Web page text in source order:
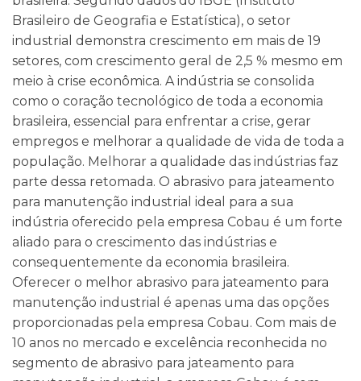
Brasileiro de Geografia e Estatística), o setor
industrial demonstra crescimento em mais de 19
setores, com crescimento geral de 2,5 % mesmo em
meio à crise econômica. A indústria se consolida
como o coração tecnológico de toda a economia
brasileira, essencial para enfrentar a crise, gerar
empregos e melhorar a qualidade de vida de toda a
população. Melhorar a qualidade das indústrias faz
parte dessa retomada. O abrasivo para jateamento
para manutenção industrial ideal para a sua
indústria oferecido pela empresa Cobau é um forte
aliado para o crescimento das indústrias e
consequentemente da economia brasileira.
Oferecer o melhor abrasivo para jateamento para
manutenção industrial é apenas uma das opções
proporcionadas pela empresa Cobau. Com mais de
10 anos no mercado e excelência reconhecida no
segmento de abrasivo para jateamento para